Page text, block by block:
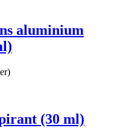
aluminium
(30 ml)